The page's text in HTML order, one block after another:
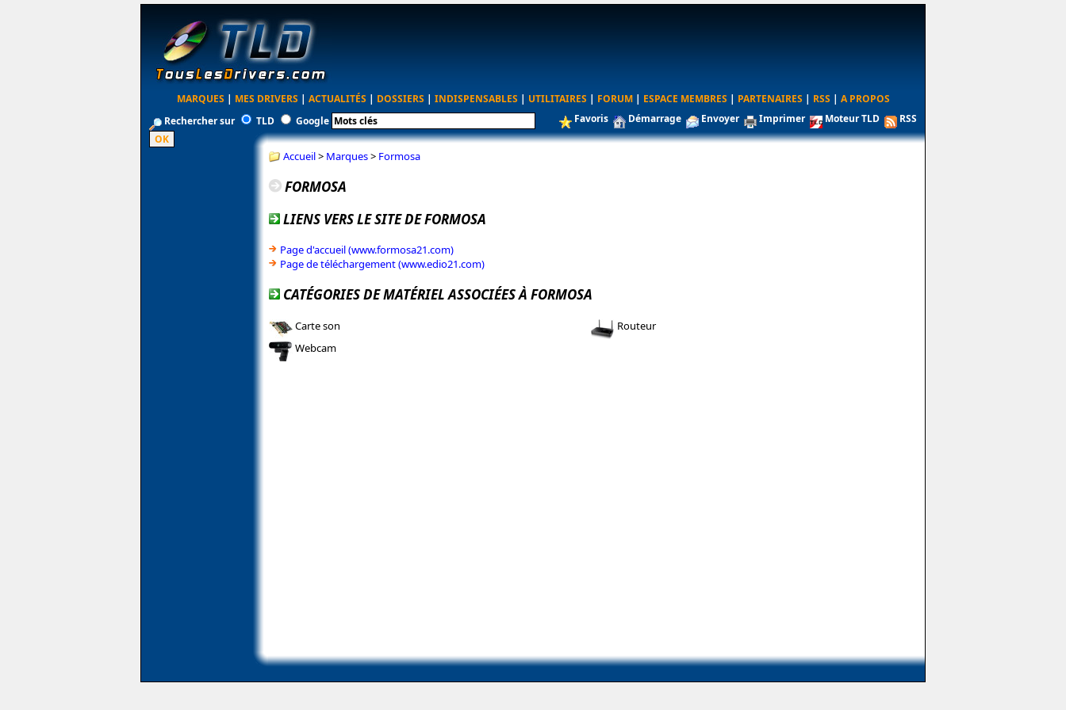
MARQUES | MES DRIVERS | ACTUALITÉS | DOSSIERS | INDISPENSABLES | UTILITAIRES | FORUM | ESPACE MEMBRES | PARTENAIRES | RSS | A PROPOS
Rechercher sur
TLD Google Favoris Démarrage Envoyer Imprimer Moteur TLD RSS
Accueil> Marques> Formosa
FORMOSA
LIENS VERS LE SITE DE FORMOSA
Page d'accueil (www.formosa21.com)
Page de téléchargement (www.edio21.com)
CATÉGORIES DE MATÉRIEL ASSOCIÉES À FORMOSA
Carte son
Routeur
Webcam